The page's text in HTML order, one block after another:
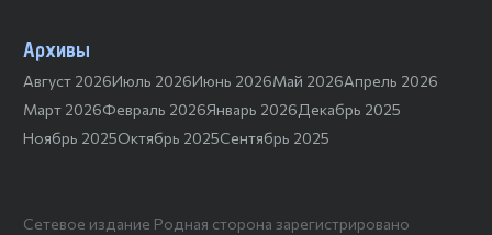
Архивы
Август 2026Июль 2026Июнь 2026Май 2026Апрель 2026
Март 2026Февраль 2026Январь 2026Декабрь 2025
Ноябрь 2025Октябрь 2025Сентябрь 2025
Сетевое издание Родная сторона зарегистрировано